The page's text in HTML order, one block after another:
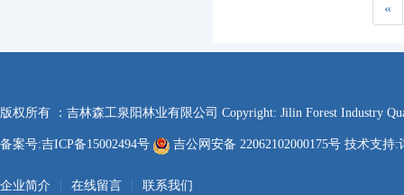
«
版权所有 ：吉林森工泉阳林业有限公司 Copyright: Jilin Forest Industry
备案号:吉ICP备15002494号 吉公网安备 22062102000175号 技术支持:
企业简介 在线留言 联系我们